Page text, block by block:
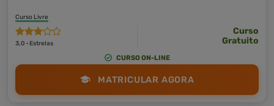
Curso Livre
3,0 · Estrelas
Curso
Gratuito
CURSO ON-LINE
MATRICULAR AGORA